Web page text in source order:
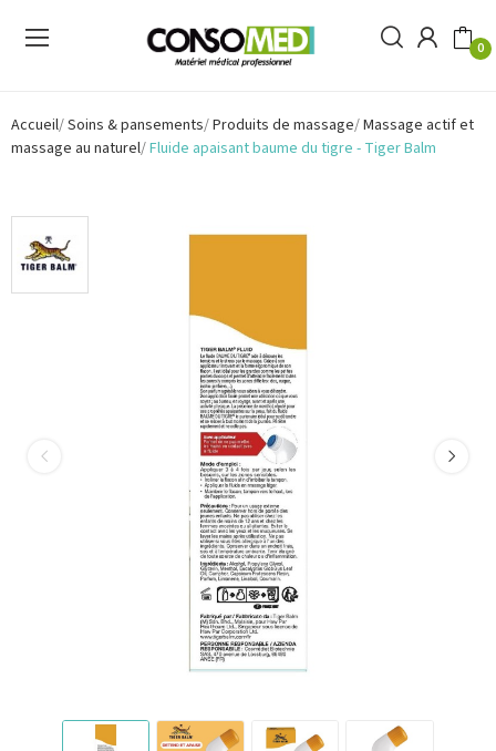
0
Accueil Soins & pansements Produits de massage Massage actif et
massage au naturel Fluide apaisant baume du tigre - Tiger Balm